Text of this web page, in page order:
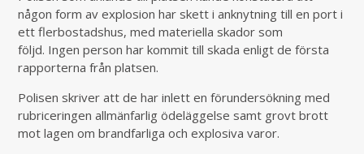
någon form av explosion har skett i anknytning till en port i
ett flerbostadshus, med materiella skador som
följd. Ingen person har kommit till skada enligt de första
rapporterna från platsen.
Polisen skriver att de har inlett en förundersökning med
rubriceringen allmänfarlig ödeläggelse samt grovt brott
mot lagen om brandfarliga och explosiva varor.